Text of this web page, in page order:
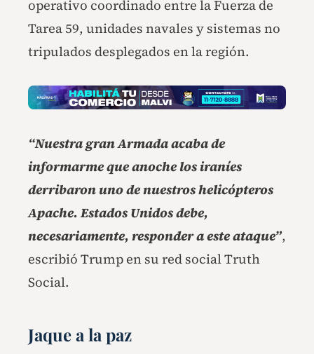
operativo coordinado entre la Fuerza de
Tarea 59, unidades navales y sistemas no
tripulados desplegados en la región.
“Nuestra gran Armada acaba de
informarme que anoche los iraníes
derribaron uno de nuestros helicópteros
Apache. Estados Unidos debe,
necesariamente, responder a este ataque”,
escribió Trump en su red social Truth
Social.
Jaque a la paz